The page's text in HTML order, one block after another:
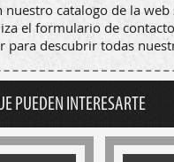
nuestro catalogo de la
el formulario de
descubrir todas
PUEDEN INTERESARTE